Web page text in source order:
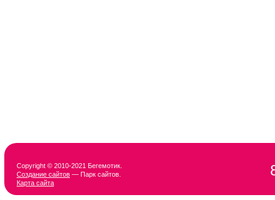
Copyright © 2010-2021 Бегемотик.
Создание сайтов — Парк сайтов.
Карта сайта